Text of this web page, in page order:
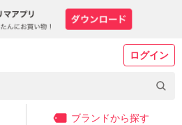
ログイン
ブランドから探す